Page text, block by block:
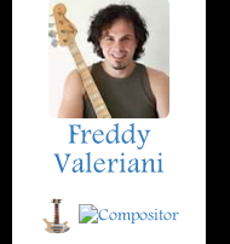
Freddy
Valeriani